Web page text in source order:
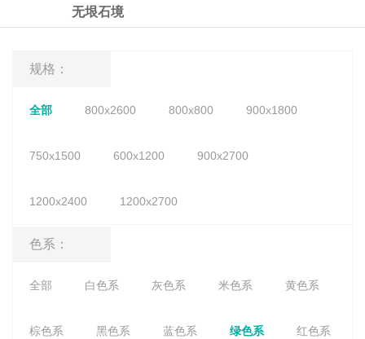
无垠石境
规格：
全部 800x2600 800x800 900x1800
750x1500 600x1200 900x2700
1200x2400 1200x2700
色系：
全部 白色系 灰色系 米色系 黄色系
棕色系 黑色系 蓝色系 绿色系 红色系